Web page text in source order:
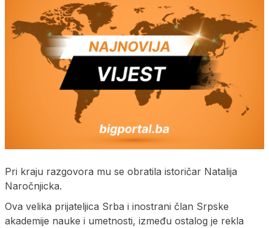
Pri kraju razgovora mu se obratila istoričar Natalija
Naročnjicka.
Ova velika prijateljica Srba i inostrani član Srpske
akademije nauke i umetnosti, između ostalog je rekla